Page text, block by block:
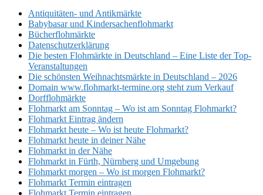
Antiquitäten- und Antikmärkte
Babybasar und Kindersachenflohmarkt
Bücherflohmärkte
Datenschutzerklärung
Die besten Flohmärkte in Deutschland – Eine Liste der Top-
Veranstaltungen
Die schönsten Weihnachtsmärkte in Deutschland – 2026
Domain www.flohmarkt-termine.org steht zum Verkauf
Dorfflohmärkte
Flohmarkt am Sonntag – Wo ist am Sonntag Flohmarkt?
Flohmarkt Eintrag ändern
Flohmarkt heute – Wo ist heute Flohmarkt?
Flohmarkt heute in deiner Nähe
Flohmarkt in der Nähe
Flohmarkt in Fürth, Nürnberg und Umgebung
Flohmarkt morgen – Wo ist morgen Flohmarkt?
Flohmarkt Termin eintragen